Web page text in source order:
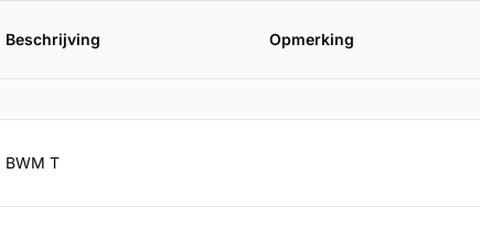
Beschrijving Opmerking
BWM T